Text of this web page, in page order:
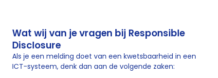
Wat wij van je vragen bij Responsible
Disclosure
Als je een melding doet van een kwetsbaarheid in een
ICT-systeem, denk dan aan de volgende zaken: